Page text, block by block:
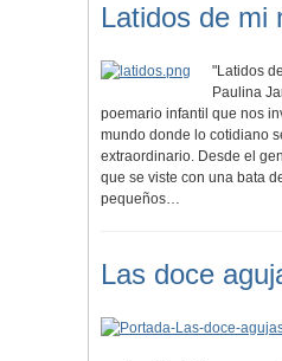
Latidos de mi
"Latidos
Paulina
poemario infantil que nos
mundo donde lo cotidiano
extraordinario. Desde el
que se viste con una bata
pequeños…
Las doce